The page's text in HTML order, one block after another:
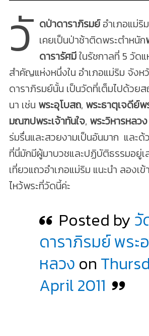
วั ดป่าดาราภิรมย์อำเภอแม่ริ
เคยเป็นป่าช้าติดพระตำหนัก
ดารารัศมีในรัชกาลที่ 5 วัด
สำคัญแห่งหนึ่งใน อำเภอแม่ริม จังห
ดาราภิรมย์นั้น เป็นวัดที่เต็มไปด้วย
นา เช่น พระอุโบสถ, พระธาตุเจดีย์
มณฑปพระเจ้าทันใจ, พระวิหารหลวง
ร่มรื่นและสวยงามเป็นอันมาก และด้
ที่นี่มักมีผู้มาบวชและปฏิบัติธรรมอยู่เ
เที่ยวแถวอำเภอแม่ริม แนะนำ ลองเ
ไหว้พระที่วัดนี้ค่ะ
Posted by วั
ดาราภิรมย์ พระ
หลวง on
April 2011